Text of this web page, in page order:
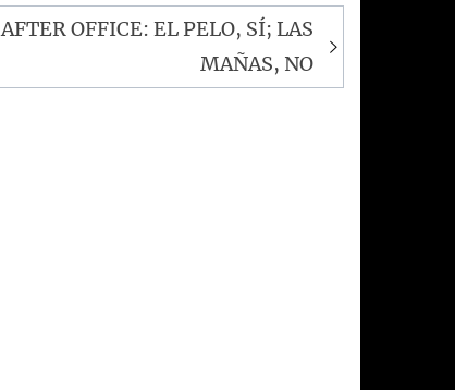
AFTER OFFICE: EL PELO, SÍ; LAS
MAÑAS, NO